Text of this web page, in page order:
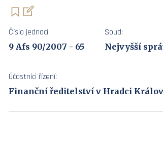
Číslo jednací:
9 Afs 90/2007 - 65
Soud:
Nejvyšší
Účastníci řízení:
Finanční ředitelství v Hradci